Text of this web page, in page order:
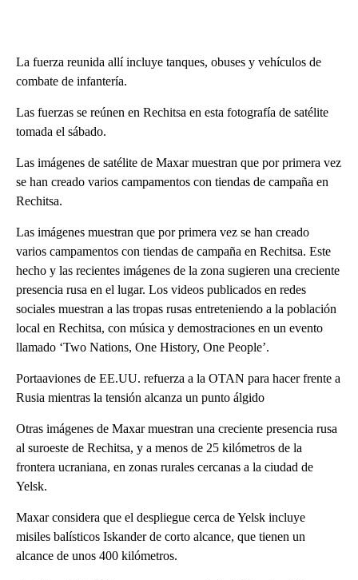
La fuerza reunida allí incluye tanques, obuses y vehículos de
combate de infantería.
Las fuerzas se reúnen en Rechitsa en esta fotografía de satélite
tomada el sábado.
Las imágenes de satélite de Maxar muestran que por primera vez
se han creado varios campamentos con tiendas de campaña en
Rechitsa.
Las imágenes muestran que por primera vez se han creado
varios campamentos con tiendas de campaña en Rechitsa. Este
hecho y las recientes imágenes de la zona sugieren una creciente
presencia rusa en el lugar. Los videos publicados en redes
sociales muestran a las tropas rusas entreteniendo a la población
local en Rechitsa, con música y demostraciones en un evento
llamado ‘Two Nations, One History, One People’.
Portaaviones de EE.UU. refuerza a la OTAN para hacer frente a
Rusia mientras la tensión alcanza un punto álgido
Otras imágenes de Maxar muestran una creciente presencia rusa
al suroeste de Rechitsa, y a menos de 25 kilómetros de la
frontera ucraniana, en zonas rurales cercanas a la ciudad de
Yelsk.
Maxar considera que el despliegue cerca de Yelsk incluye
misiles balísticos Iskander de corto alcance, que tienen un
alcance de unos 400 kilómetros.